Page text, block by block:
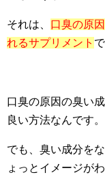
それは、 口臭の原
れるサプリメント
口臭の原因の臭い
良い方法なんです。
でも、臭い成分を
ょっとイメージが